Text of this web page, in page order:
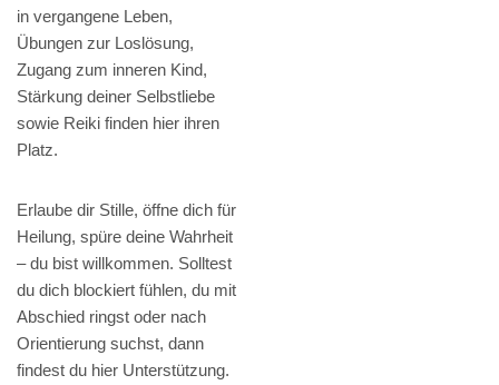
in vergangene Leben,
Übungen zur Loslösung,
Zugang zum inneren Kind,
Stärkung deiner Selbstliebe
sowie Reiki finden hier ihren
Platz.
Erlaube dir Stille, öffne dich für
Heilung, spüre deine Wahrheit
– du bist willkommen. Solltest
du dich blockiert fühlen, du mit
Abschied ringst oder nach
Orientierung suchst, dann
findest du hier Unterstützung.